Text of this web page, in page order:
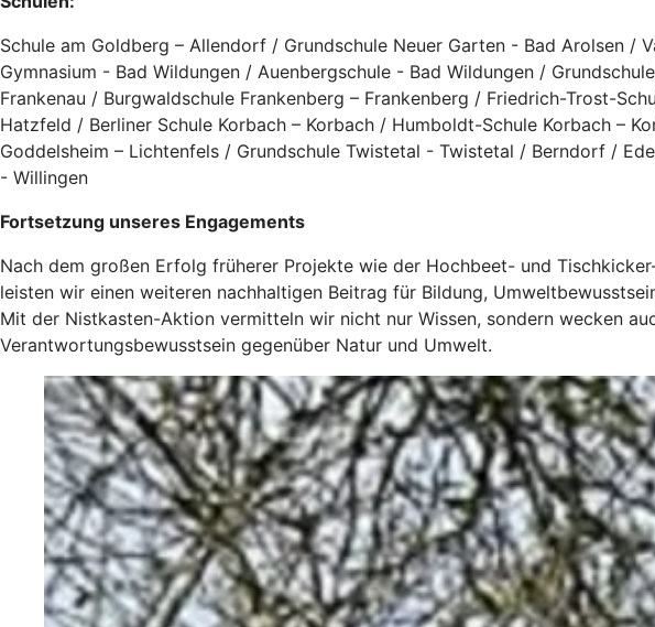
Schule am Goldberg – Allendorf / Grundschule Neuer Garten - Bad Arolsen
Gymnasium - Bad Wildungen / Auenbergschule - Bad Wildungen /
Frankenau / Burgwaldschule Frankenberg – Frankenberg / Friedrich-Trost-
Hatzfeld / Berliner Schule Korbach – Korbach / Humboldt-Schule Korbach –
Goddelsheim – Lichtenfels / Grundschule Twistetal - Twistetal / Berndorf /
- Willingen
Fortsetzung unseres Engagements
Nach dem großen Erfolg früherer Projekte wie der Hochbeet- und
leisten wir einen weiteren nachhaltigen Beitrag für Bildung,
Mit der Nistkasten-Aktion vermitteln wir nicht nur Wissen, sondern wecken
Verantwortungsbewusstsein gegenüber Natur und Umwelt.